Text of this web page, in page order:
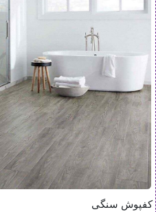
کفپوش سنگی